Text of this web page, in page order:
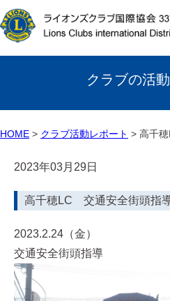
クラブの活
HOME クラブ活動レポート 高千
2023年03月29日
高千穂LC 交通安全街頭指
2023.2.24（金）
交通安全街頭指導